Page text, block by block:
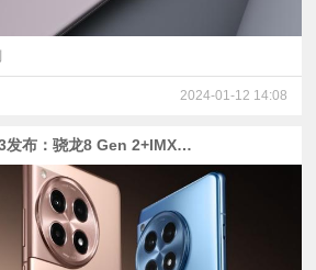
2024-01-12 14:08
2599元起，一加Ace 3发布：骁龙8 Gen 2+IMX890+5500mAh电池